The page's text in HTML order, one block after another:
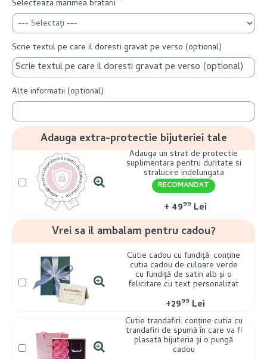
Selecteaza marimea bratarii
Scrie textul pe care il doresti gravat pe verso (optional)
Alte informatii (optional)
Adauga extra-protectie bijuteriei tale
Adauga un strat de protectie
suplimentara pentru duritate si
stralucire indelungata
RECOMANDAT
+ 4999 Lei
Vrei sa il ambalam pentru cadou?
Cutie cadou cu fundiță: conține
cutia cadou de culoare verde
cu fundiță de satin alb și o
felicitare cu text personalizat
+2999 Lei
Cutie trandafiri: conține cutia cu
trandafiri de spumă în care va fi
plasată bijuteria și o pungă
cadou